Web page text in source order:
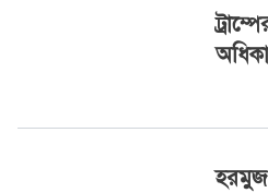
হরমুজ